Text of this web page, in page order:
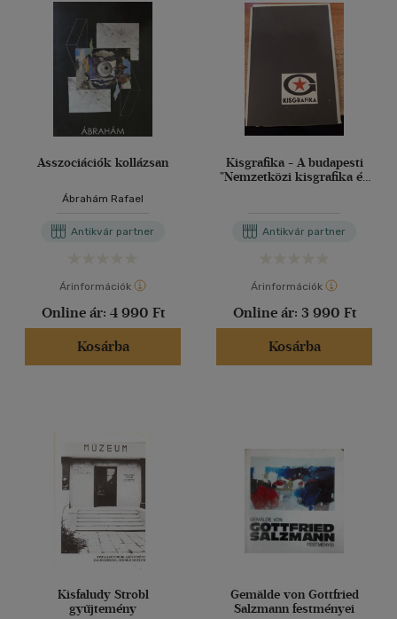
Asszociációk kollázsan
Ábrahám Rafael
Antikvár partner
Árinformációk
Online ár: 4 990 Ft
Kosárba
Kisgrafika - A budapesti
"Nemzetközi kisgrafika és
gyűjtőtalálkozó ajándék-
Antikvár partner
Árinformációk
Online ár: 3 990 Ft
Kosárba
Kisfaludy Strobl
gyűjtemény
Gemälde von Gottfried
Salzmann festményei